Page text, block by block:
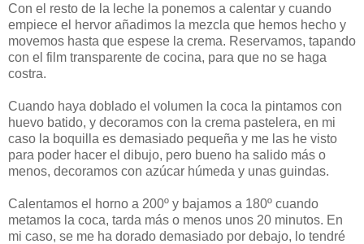
Con el resto de la leche la ponemos a calentar y cuando
empiece el hervor añadimos la mezcla que hemos hecho y
movemos hasta que espese la crema. Reservamos, tapando
con el film transparente de cocina, para que no se haga
costra.
Cuando haya doblado el volumen la coca la pintamos con
huevo batido, y decoramos con la crema pastelera, en mi
caso la boquilla es demasiado pequeña y me las he visto
para poder hacer el dibujo, pero bueno ha salido más o
menos, decoramos con azúcar húmeda y unas guindas.
Calentamos el horno a 200º y bajamos a 180º cuando
metamos la coca, tarda más o menos unos 20 minutos. En
mi caso, se me ha dorado demasiado por debajo, lo tendré